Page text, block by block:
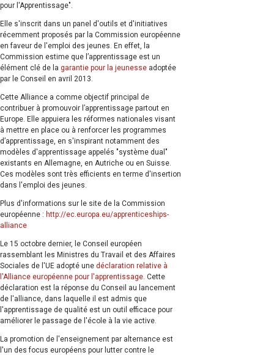
pour l'Apprentissage".
Elle s'inscrit dans un panel d'outils et d'initiatives
récemment proposés par la Commission européenne
en faveur de l'emploi des jeunes. En effet, la
Commission estime que l’apprentissage est un
élément clé de la garantie pour la jeunesse adoptée
par le Conseil en avril 2013.
Cette Alliance a comme objectif principal de
contribuer à promouvoir l’apprentissage partout en
Europe. Elle appuiera les réformes nationales visant
à mettre en place ou à renforcer les programmes
d’apprentissage, en s'inspirant notamment des
modèles d'apprentissage appelés "système dual"
existants en Allemagne, en Autriche ou en Suisse.
Ces modèles sont très efficients en terme d'insertion
dans l'emploi des jeunes.
Plus d'informations sur le site de la Commission
européenne : http://ec.europa.eu/apprenticeships-
alliance
Le 15 octobre dernier, le Conseil européen
rassemblant les Ministres du Travail et des Affaires
Sociales de l'UE adopté une déclaration relative à
l'Alliance européenne pour l'apprentissage. Cette
déclaration est la réponse du Conseil au lancement
de l'alliance, dans laquelle il est admis que
l'apprentissage de qualité est un outil efficace pour
améliorer le passage de l'école à la vie active.
La promotion de l'enseignement par alternance est
l'un des focus européens pour lutter contre le